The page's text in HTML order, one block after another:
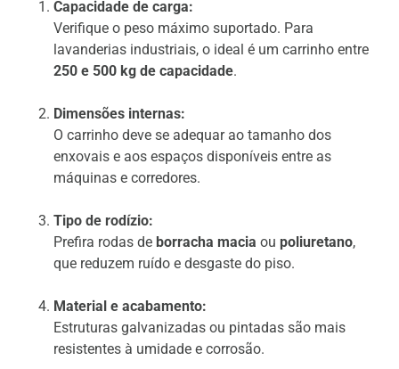
Capacidade de carga:
Verifique o peso máximo suportado. Para
lavanderias industriais, o ideal é um carrinho entre
250 e 500 kg de capacidade.
Dimensões internas:
O carrinho deve se adequar ao tamanho dos
enxovais e aos espaços disponíveis entre as
máquinas e corredores.
Tipo de rodízio:
Prefira rodas de borracha macia ou poliuretano,
que reduzem ruído e desgaste do piso.
Material e acabamento:
Estruturas galvanizadas ou pintadas são mais
resistentes à umidade e corrosão.